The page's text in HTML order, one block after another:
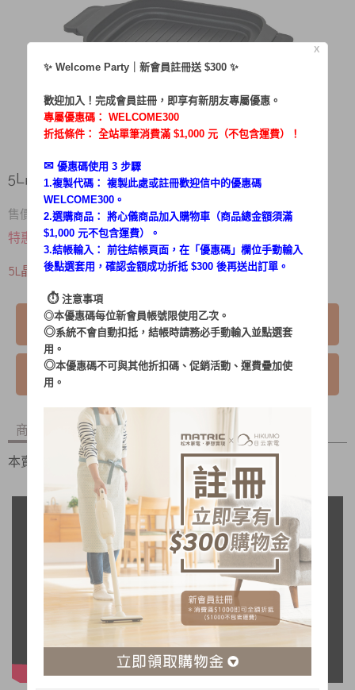
5L晶宴電火鍋MG-EH4501專屬烤盤
售價 $ 790
特惠價$ 499
5L晶宴電火鍋MG-EH4501專屬烤盤
已售完
我要詢問
商品內容
商品討論
本賣場僅銷售 5L晶宴電火鍋MG-EH4501專屬烤盤
X
✨ Welcome Party｜新會員註冊送 $300 ✨
歡迎加入！完成會員註冊，即享有新朋友專屬優惠。
專屬優惠碼： WELCOME300
折抵條件： 全站單筆消費滿 $1,000 元（不包含運費）！
✉︎ 優惠碼使用 3 步驟
1.複製代碼： 複製此處或註冊歡迎信中的優惠碼
WELCOME300。
2.選購商品： 將心儀商品加入購物車（商品總金額須滿
$1,000 元不包含運費）。
3.結帳輸入： 前往結帳頁面，在「 優惠碼 」欄位手動輸入
後點選套用，確認金額成功折抵 $300 後再送出訂單。
⏱︎ 注意事項
◎本優惠碼每位新會員帳號限使用乙次。
◎系統不會自動扣抵，結帳時請務必手動輸入並點選套
用。
◎本優惠碼不可與其他折扣碼、促銷活動、運費疊加使
用。